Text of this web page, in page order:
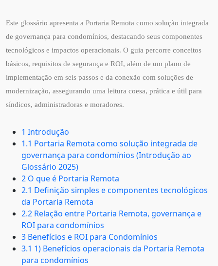
Este glossário apresenta a Portaria Remota como solução integrada
de governança para condomínios, destacando seus componentes
tecnológicos e impactos operacionais. O guia percorre conceitos
básicos, requisitos de segurança e ROI, além de um plano de
implementação em seis passos e da conexão com soluções de
modernização, assegurando uma leitura coesa, prática e útil para
síndicos, administradoras e moradores.
1 Introdução
1.1 Portaria Remota como solução integrada de
governança para condomínios (Introdução ao
Glossário 2025)
2 O que é Portaria Remota
2.1 Definição simples e componentes tecnológicos
da Portaria Remota
2.2 Relação entre Portaria Remota, governança e
ROI para condomínios
3 Benefícios e ROI para Condomínios
3.1 1) Benefícios operacionais da Portaria Remota
para condomínios